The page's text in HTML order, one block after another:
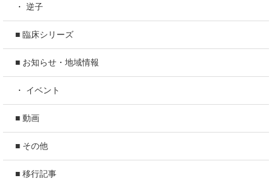
・ 逆子
■ 臨床シリーズ
■ お知らせ・地域情報
・ イベント
■ 動画
■ その他
■ 移行記事